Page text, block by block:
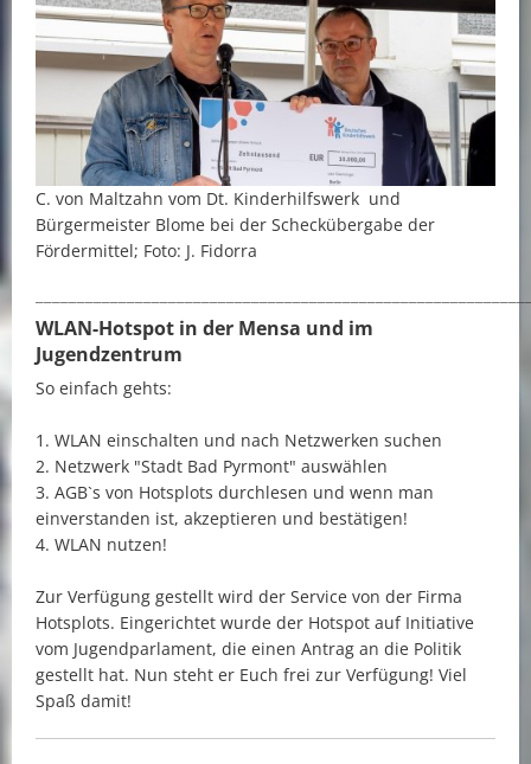
C. von Maltzahn vom Dt. Kinderhilfswerk und
Bürgermeister Blome bei der Scheckübergabe der
Fördermittel; Foto: J. Fidorra
WLAN-Hotspot in der Mensa und im
Jugendzentrum
So einfach gehts:
1. WLAN einschalten und nach Netzwerken suchen
2. Netzwerk "Stadt Bad Pyrmont" auswählen
3. AGB`s von Hotsplots durchlesen und wenn man
einverstanden ist, akzeptieren und bestätigen!
4. WLAN nutzen!
Zur Verfügung gestellt wird der Service von der Firma
Hotsplots. Eingerichtet wurde der Hotspot auf Initiative
vom Jugendparlament, die einen Antrag an die Politik
gestellt hat. Nun steht er Euch frei zur Verfügung! Viel
Spaß damit!